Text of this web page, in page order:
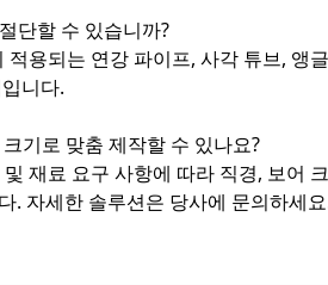
단할 수 있습니까?
용되는 연강 파이프, 사각 튜브, 앵
니다.
기로 맞춤 제작할 수 있나요?
재료 요구 사항에 따라 직경, 보어
. 자세한 솔루션은 당사에 문의하세